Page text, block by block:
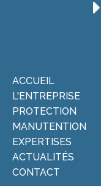
ACCUEIL
L'ENTREPRISE
PROTECTION
MANUTENTION
EXPERTISES
ACTUALITÉS
CONTACT